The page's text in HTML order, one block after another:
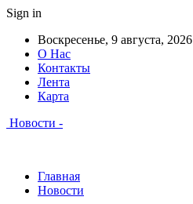
Sign in
Воскресенье, 9 августа, 2026
О Нас
Контакты
Лента
Карта
Новости -
Главная
Новости